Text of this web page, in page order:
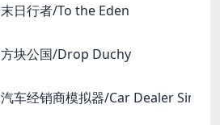
末日行者/To the Eden
方块公国/Drop Duchy
汽车经销商模拟器/Car Dealer